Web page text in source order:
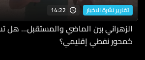
تقارير نشرة الاخبار 14:22
الزهراني بين الماضي والمستقبل... هل
كمحور نفطي إقليمي؟